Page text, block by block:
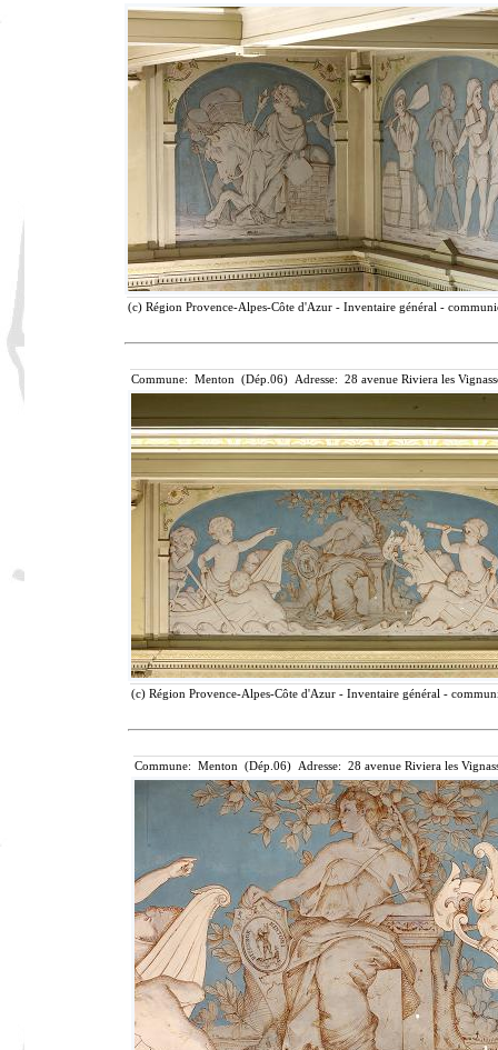
(c) Région Provence-Alpes-Côte d'Azur - Inventaire général -
Commune: Menton (Dép.06) Adresse: 28 avenue Riviera les
(c) Région Provence-Alpes-Côte d'Azur - Inventaire général -
Commune: Menton (Dép.06) Adresse: 28 avenue Riviera les